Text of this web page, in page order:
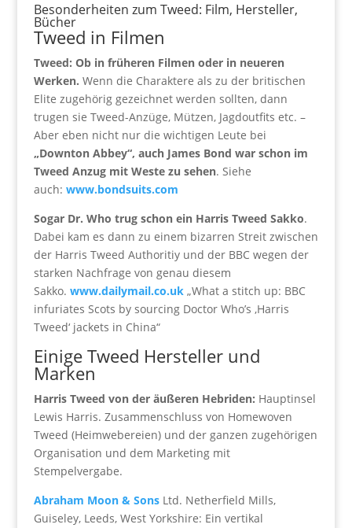
Besonderheiten zum Tweed: Film, Hersteller,
Bücher
Tweed in Filmen
Tweed: Ob in früheren Filmen oder in neueren
Werken. Wenn die Charaktere als zu der britischen
Elite zugehörig gezeichnet werden sollten, dann
trugen sie Tweed-Anzüge, Mützen, Jagdoutfits etc. –
Aber eben nicht nur die wichtigen Leute bei
„Downton Abbey“, auch James Bond war schon im
Tweed Anzug mit Weste zu sehen. Siehe
auch: www.bondsuits.com
Sogar Dr. Who trug schon ein Harris Tweed Sakko.
Dabei kam es dann zu einem bizarren Streit zwischen
der Harris Tweed Authoritiy und der BBC wegen der
starken Nachfrage von genau diesem
Sakko. www.dailymail.co.uk „What a stitch up: BBC
infuriates Scots by sourcing Doctor Who’s ‚Harris
Tweed‘ jackets in China“
Einige Tweed Hersteller und
Marken
Harris Tweed von der äußeren Hebriden: Hauptinsel
Lewis Harris. Zusammenschluss von Homewoven
Tweed (Heimwebereien) und der ganzen zugehörigen
Organisation und dem Marketing mit
Stempelvergabe.
Abraham Moon & SonsLtd. Netherfield Mills,
Guiseley, Leeds, West Yorkshire: Ein vertikal